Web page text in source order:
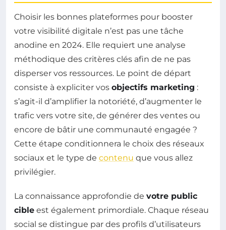
Choisir les bonnes plateformes pour booster
votre visibilité digitale n’est pas une tâche
anodine en 2024. Elle requiert une analyse
méthodique des critères clés afin de ne pas
disperser vos ressources. Le point de départ
consiste à expliciter vos objectifs marketing :
s’agit-il d’amplifier la notoriété, d’augmenter le
trafic vers votre site, de générer des ventes ou
encore de bâtir une communauté engagée ?
Cette étape conditionnera le choix des réseaux
sociaux et le type de contenu que vous allez
privilégier.
La connaissance approfondie de votre public
cible est également primordiale. Chaque réseau
social se distingue par des profils d’utilisateurs